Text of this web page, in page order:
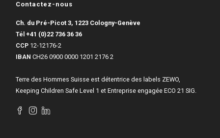
Contactez-nous
Ch. du Pré-Picot 3, 1223 Cologny-Genève
Tél +41 (0)22 736 36 36
CCP 12-12176-2
IBAN CH26 0900 0000 1201 2176 2
Terre des Hommes Suisse est détentrice des labels ZEWO,
Keeping Children Safe Level 1 et Entreprise engagée ECO 21 SIG.